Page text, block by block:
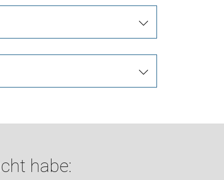
habe: